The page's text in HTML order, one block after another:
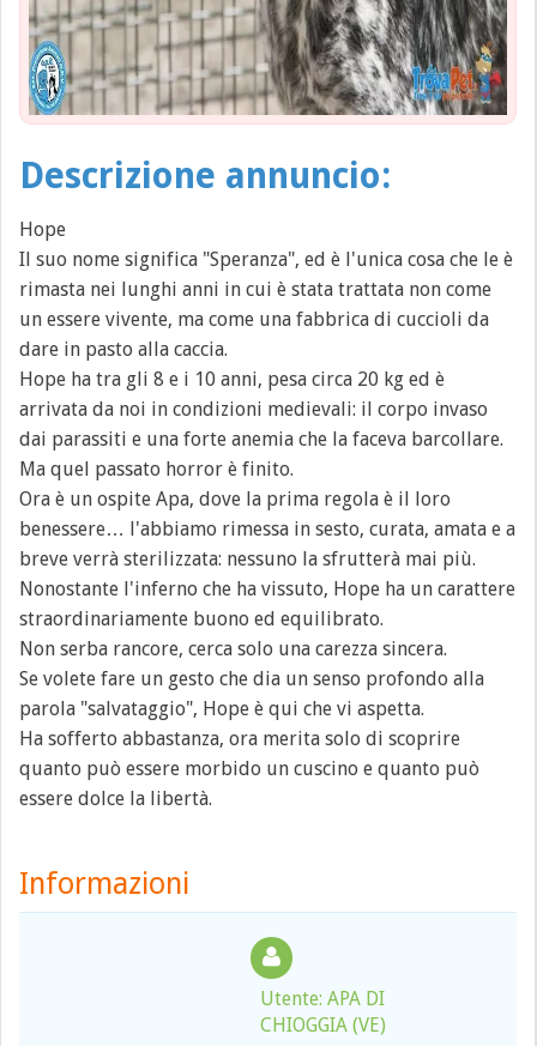
Descrizione annuncio:
Hope
Il suo nome significa "Speranza", ed è l'unica cosa che le è
rimasta nei lunghi anni in cui è stata trattata non come
un essere vivente, ma come una fabbrica di cuccioli da
dare in pasto alla caccia.
Hope ha tra gli 8 e i 10 anni, pesa circa 20 kg ed è
arrivata da noi in condizioni medievali: il corpo invaso
dai parassiti e una forte anemia che la faceva barcollare.
Ma quel passato horror è finito.
Ora è un ospite Apa, dove la prima regola è il loro
benessere… l'abbiamo rimessa in sesto, curata, amata e a
breve verrà sterilizzata: nessuno la sfrutterà mai più.
Nonostante l'inferno che ha vissuto, Hope ha un carattere
straordinariamente buono ed equilibrato.
Non serba rancore, cerca solo una carezza sincera.
Se volete fare un gesto che dia un senso profondo alla
parola "salvataggio", Hope è qui che vi aspetta.
Ha sofferto abbastanza, ora merita solo di scoprire
quanto può essere morbido un cuscino e quanto può
essere dolce la libertà.
Informazioni
Utente: APA DI
CHIOGGIA (VE)